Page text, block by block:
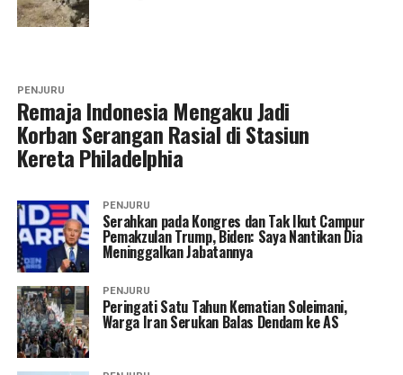
PENJURU
Remaja Indonesia Mengaku Jadi
Korban Serangan Rasial di Stasiun
Kereta Philadelphia
PENJURU
Serahkan pada Kongres dan Tak Ikut Campur
Pemakzulan Trump, Biden: Saya Nantikan Dia
Meninggalkan Jabatannya
PENJURU
Peringati Satu Tahun Kematian Soleimani,
Warga Iran Serukan Balas Dendam ke AS